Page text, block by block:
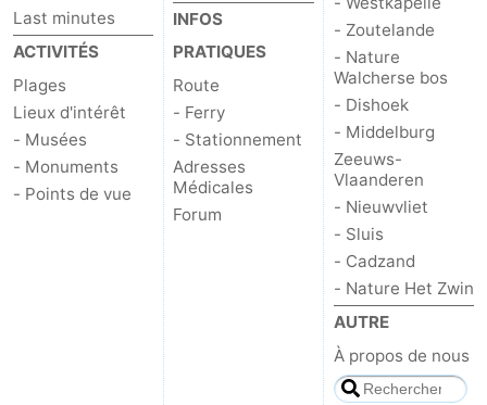
Last minutes
ACTIVITÉS
Plages
Lieux d'intérêt
- Musées
- Monuments
- Points de vue
INFOS
PRATIQUES
Route
- Ferry
- Stationnement
Adresses
Médicales
Forum
- Zoutelande
- Nature
Walcherse bos
- Dishoek
- Middelburg
Zeeuws-
Vlaanderen
- Nieuwvliet
- Sluis
- Cadzand
- Nature Het Zwin
AUTRE
À propos de nous